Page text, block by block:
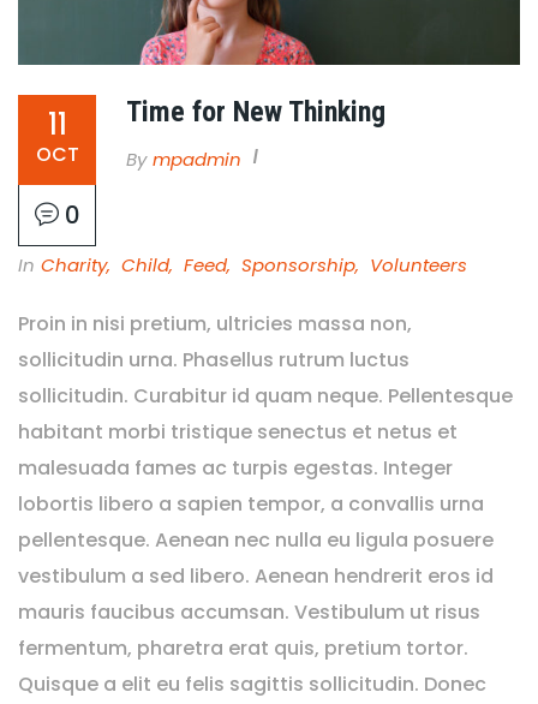
11
OCT
0
Time for New Thinking
By Mpadmin
In Charity, Child, Feed, Sponsorship, Volunteers
Proin in nisi pretium, ultricies massa non,
sollicitudin urna. Phasellus rutrum luctus
sollicitudin. Curabitur id quam neque. Pellentesque
habitant morbi tristique senectus et netus et
malesuada fames ac turpis egestas. Integer
lobortis libero a sapien tempor, a convallis urna
pellentesque. Aenean nec nulla eu ligula posuere
vestibulum a sed libero. Aenean hendrerit eros id
mauris faucibus accumsan. Vestibulum ut risus
fermentum, pharetra erat quis, pretium tortor.
Quisque a elit eu felis sagittis sollicitudin. Donec